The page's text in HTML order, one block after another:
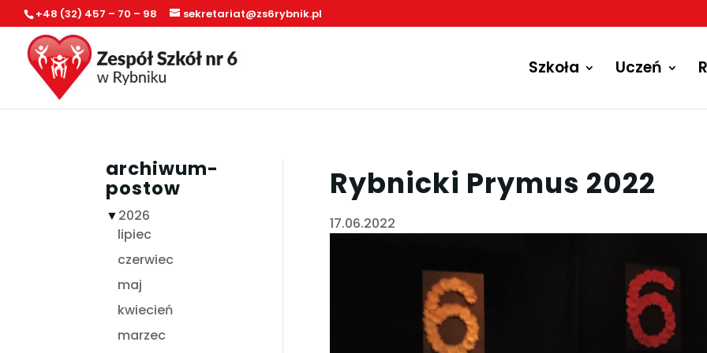
+48 (32) 457 – 70 – 98 sekretariat@zs6rybnik.pl
Szkoła Uczeń
archiwum-
postow
▼2026
lipiec
czerwiec
maj
kwiecień
marzec
Rybnicki Prymus 2022
17.06.2022